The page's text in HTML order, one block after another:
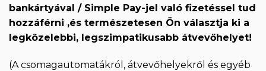
bankártyával / Simple Pay-jel való fizetéssel tud
hozzáférni ,és természetesen Ön választja ki a
legközelebbi, legszimpatikusabb átvevőhelyet!
(A csomagautomatákról, átvevőhelyekről és egyéb